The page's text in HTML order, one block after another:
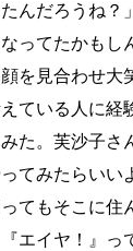
んだろうね？
ってたかもし
を見合わせ大
ている人に経
た。 芙沙子さ
てみたらいい
てもそこに住
エイヤ！』っ